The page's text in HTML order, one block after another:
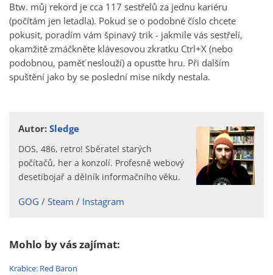
Btw. můj rekord je cca 117 sestřelů za jednu kariéru
(počítám jen letadla). Pokud se o podobné číslo chcete
pokusit, poradím vám špinavý trik - jakmile vás sestřelí,
okamžitě zmáčkněte klávesovou zkratku Ctrl+X (nebo
podobnou, paměť neslouží) a opusťte hru. Při dalším
spuštění jako by se poslední mise nikdy nestala.
Autor:Sledge
DOS, 486, retro! Sběratel starých
počítačů, her a konzolí. Profesně webový
desetibojař a dělník informačního věku.
GOG Steam Instagram
Mohlo by vás zajímat:
Krabice: Red Baron